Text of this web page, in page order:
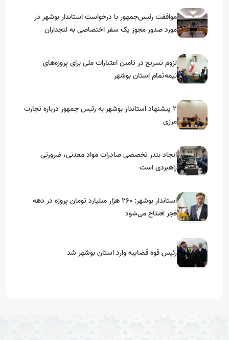
موافقت رئیس‌جمهور با درخواست استاندار بوشهر در
مورد صدور مجوز یک سفر اختصاصی به لنجداران
لزوم تسریع در تامین اعتبارات ملی برای پروژه‌های
نیمه‌تمام استان بوشهر
۲ پیشنهاد استاندار بوشهر به رئیس جمهور درباره تجارت
مرزی
ایجاد بندر تخصصی صادرات مواد معدنی، ضرورتی
راهبردی است
استاندار بوشهر: ۲۶۰ هزار میلیارد تومان پروژه در دهه
فجر افتتاح می‌شود
رئیس قوه قضاییه وارد استان بوشهر شد